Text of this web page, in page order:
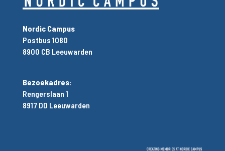
Nordic Campus
Postbus 1080
8900 CB Leeuwarden
Bezoekadres:
Rengerslaan 1
8917 DD Leeuwarden